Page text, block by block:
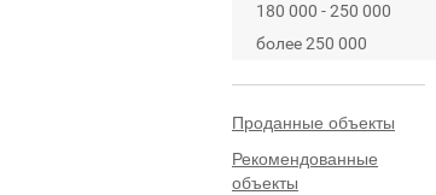
180 000 - 250 000
более 250 000
Проданные объекты
Рекомендованные
объекты